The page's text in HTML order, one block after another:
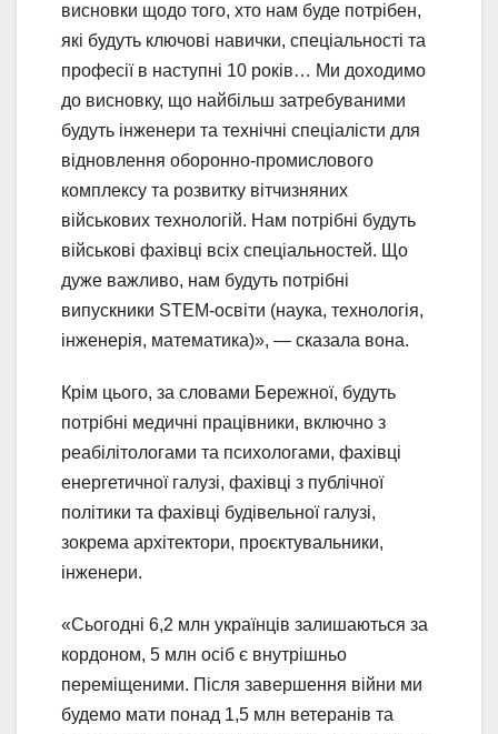
висновки щодо того, хто нам буде потрібен,
які будуть ключові навички, спеціальності та
професії в наступні 10 років… Ми доходимо
до висновку, що найбільш затребуваними
будуть інженери та технічні спеціалісти для
відновлення оборонно-промислового
комплексу та розвитку вітчизняних
військових технологій. Нам потрібні будуть
військові фахівці всіх спеціальностей. Що
дуже важливо, нам будуть потрібні
випускники STEM-освіти (наука, технологія,
інженерія, математика)», — сказала вона.
Крім цього, за словами Бережної, будуть
потрібні медичні працівники, включно з
реабілітологами та психологами, фахівці
енергетичної галузі, фахівці з публічної
політики та фахівці будівельної галузі,
зокрема архітектори, проєктувальники,
інженери.
«Сьогодні 6,2 млн українців залишаються за
кордоном, 5 млн осіб є внутрішньо
переміщеними. Після завершення війни ми
будемо мати понад 1,5 млн ветеранів та